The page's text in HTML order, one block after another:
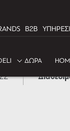
B2B
ΔΩΡΑ